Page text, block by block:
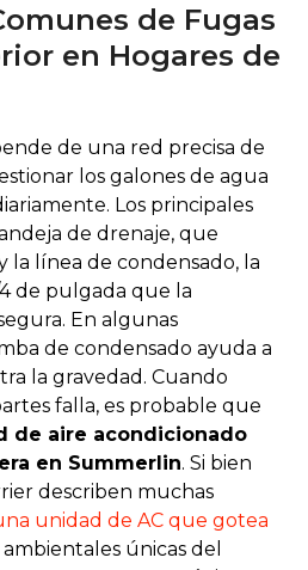
de Fugas
en Hogares de
de una red precisa de
los galones de agua
Los principales
de drenaje, que
la línea de condensado, la
de pulgada que la
En algunas
de condensado ayuda a
la gravedad. Cuando
falla, es probable que
de aire acondicionado
en Summerlin. Si bien
describen muchas
unidad de AC que gotea
únicas del